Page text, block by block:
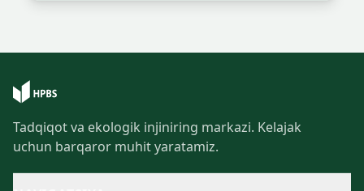
Tadqiqot va ekologik injiniring markazi. Kelajak
uchun barqaror muhit yaratamiz.